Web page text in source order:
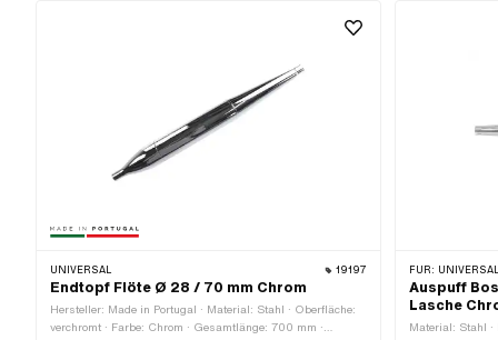
UNIVERSAL 19197
Endtopf Flöte Ø 28 / 70 mm Chrom
Hersteller: Made in Portugal · Material: Stahl · Oberfläche:
verchromt · Farbe: Chrom · Gesamtlänge: 700 mm ·
FÜR:
Auspuff
Lasche
Material: Stahl